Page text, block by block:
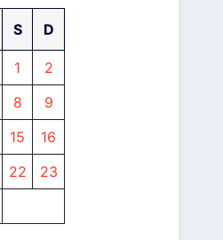
S D
1
2
8
9
15
16
22
23